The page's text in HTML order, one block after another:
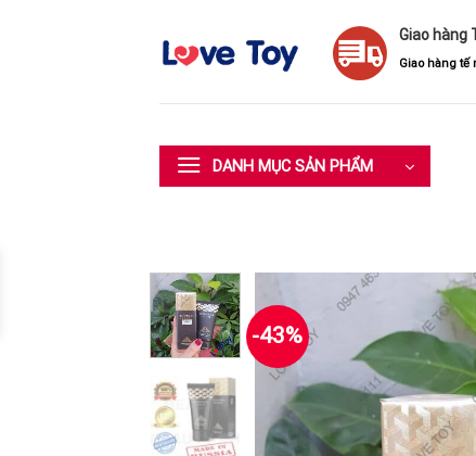
Giao hàng
Giao hàng tế
DANH MỤC SẢN PHẨM
-43%